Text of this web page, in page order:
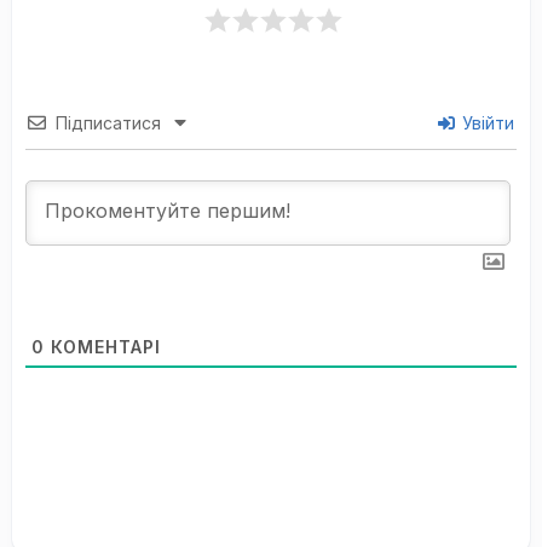
Підписатися Увійти
0 КОМЕНТАРІ